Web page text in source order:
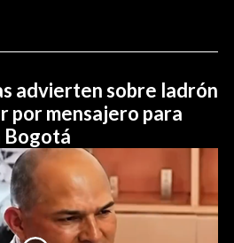
advierten sobre ladrón
por mensajero para
Bogotá